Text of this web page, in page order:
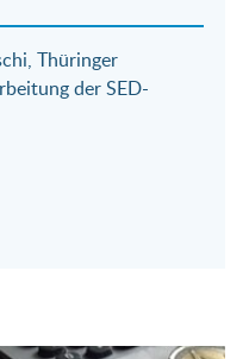
Thüringer
der SED-